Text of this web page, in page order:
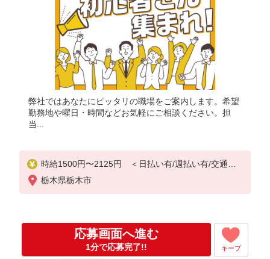
弊社ではあなたにピッタリの職場をご案内します。希望
勤務地や曜日・時間などお気軽にご相談ください。担
当...
時給1500円〜2125円 ＜日払い有/週払い有/交通費
全支給(ガソリン代含む)＞
栃木県栃木市
応募画面へ進む
1分で応募完了!! キープ